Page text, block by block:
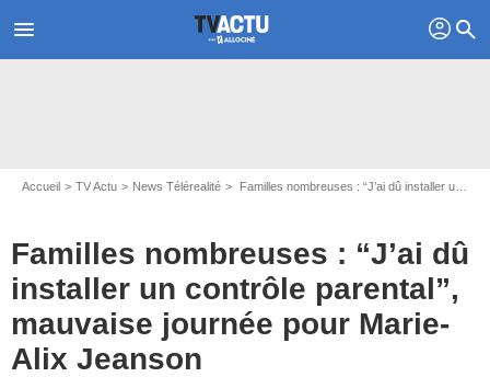
menu profil search
Accueil TV Actu News Télérealité Familles nombreuses : “J’ai dû installer un contrôle parental”, mauvaise journée pour Marie-Alix Jeanson
Familles nombreuses : “J’ai dû
installer un contrôle parental”,
mauvaise journée pour Marie-
Alix Jeanson